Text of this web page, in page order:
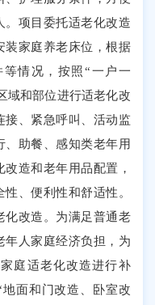
。项目委托适老化改造
装家庭养老床位，根据
情况，按照“一户一
域和部位进行适老化改
接、紧急呼叫、活动监
、助餐、感知类老年用
造和老年用品配置，
、便利性和舒适性。
化改造。为满足普通老
年人家庭经济负担，为
庭适老化改造进行补
面和门改造、卧室改